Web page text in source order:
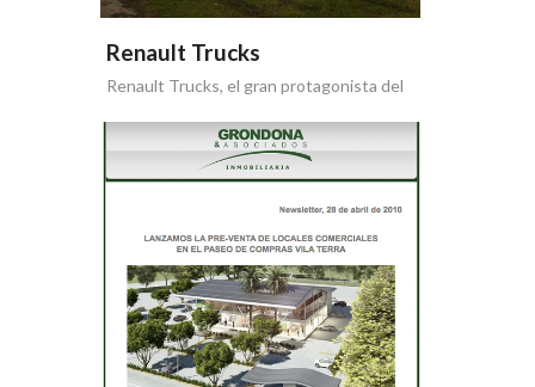
Renault Trucks
Renault Trucks, el gran protagonista del